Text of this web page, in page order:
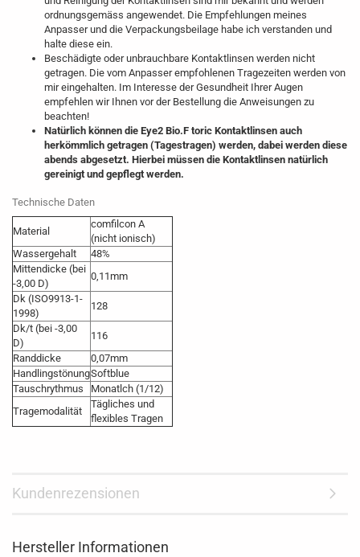
ordnungsgemäss angewendet. Die Empfehlungen meines
Anpasser und die Verpackungsbeilage habe ich verstanden und
halte diese ein.
Beschädigte oder unbrauchbare Kontaktlinsen werden nicht
getragen. Die vom Anpasser empfohlenen Tragezeiten werden von
mir eingehalten. Im Interesse der Gesundheit Ihrer Augen
empfehlen wir Ihnen vor der Bestellung die Anweisungen zu
beachten!
Natürlich können die Eye2 Bio.F toric Kontaktlinsen auch
herkömmlich getragen (Tagestragen) werden, dabei werden diese
abends abgesetzt. Hierbei müssen die Kontaktlinsen natürlich
gereinigt und gepflegt werden.
Technische Daten
Material
comfilcon A
(nicht ionisch)
Wassergehalt
48%
Mittendicke (bei
-3,00 D)
0,11mm
Dk (ISO9913-1-
1998)
128
Dk/t (bei -3,00
D)
116
Randdicke
0,07mm
HandlingstönungSoftblue
Tauschrythmus
Monatlch (1/12)
Tragemodalität
Tägliches und
flexibles Tragen
Kundenrezensionen
Hersteller Informationen